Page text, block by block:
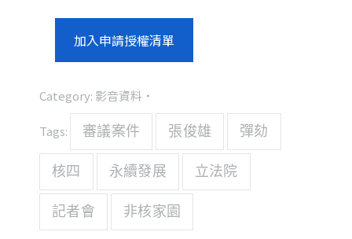
加入申請授權清單
Category: 影音資料
Tags: 審議案件 張俊雄 彈劾
核四 永續發展 立法院
記者會 非核家園